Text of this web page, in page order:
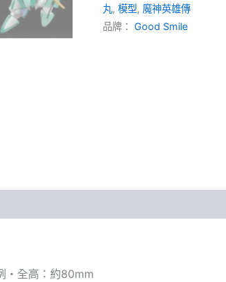
雄
傳》
Genoumaru
丸,模型, 魔神英雄傳
品牌：Good Smile
・全高：約80mm